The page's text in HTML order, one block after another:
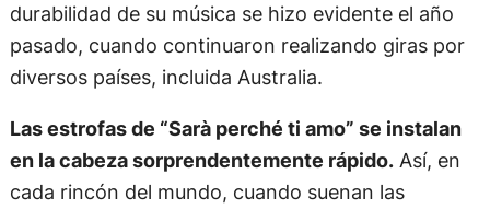
durabilidad de su música se hizo evidente el año
pasado, cuando continuaron realizando giras por
diversos países, incluida Australia.
Las estrofas de “Sarà perché ti amo” se instalan
en la cabeza sorprendentemente rápido.Así, en
cada rincón del mundo, cuando suenan las